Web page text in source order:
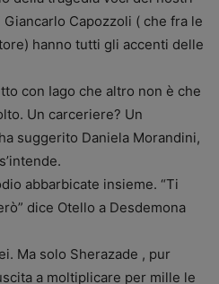
Capozzoli ( che fra le
hanno tutti gli accenti delle
con Iago che altro non è che
Un carceriere? Un
suggerito Daniela Morandini,
abbarbicate insieme. “Ti
dice Otello a Desdemona
Ma solo Sherazade , pur
a moltiplicare per mille le